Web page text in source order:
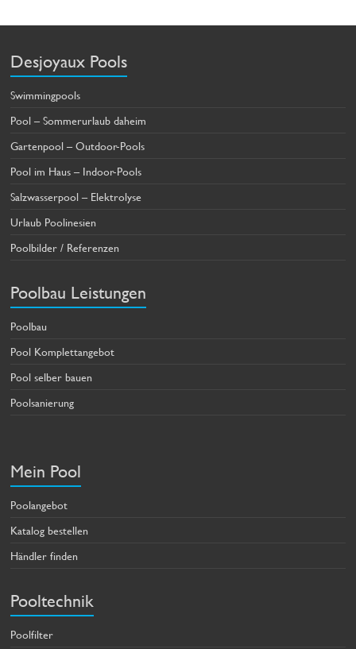
Desjoyaux Pools
Swimmingpools
Pool – Sommerurlaub daheim
Gartenpool – Outdoor-Pools
Pool im Haus – Indoor-Pools
Salzwasserpool – Elektrolyse
Urlaub Poolinesien
Poolbilder / Referenzen
Poolbau Leistungen
Poolbau
Pool Komplettangebot
Pool selber bauen
Poolsanierung
Mein Pool
Poolangebot
Katalog bestellen
Händler finden
Pooltechnik
Poolfilter